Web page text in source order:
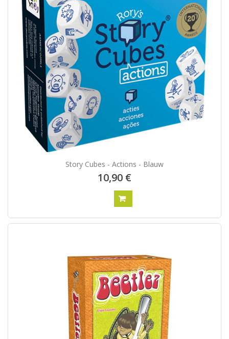
Story Cubes - Actions - Blauw
10,90 €